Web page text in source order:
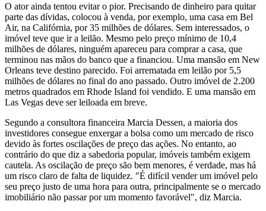
O ator ainda tentou evitar o pior. Precisando de dinheiro para quitar
parte das dívidas, colocou à venda, por exemplo, uma casa em Bel
Air, na Califórnia, por 35 milhões de dólares. Sem interessados, o
imóvel teve que ir a leilão. Mesmo pelo preço mínimo de 10,4
milhões de dólares, ninguém apareceu para comprar a casa, que
terminou nas mãos do banco que a financiou. Uma mansão em New
Orleans teve destino parecido. Foi arrematada em leilão por 5,5
milhões de dólares no final do ano passado. Outro imóvel de 2.200
metros quadrados em Rhode Island foi vendido. E uma mansão em
Las Vegas deve ser leiloada em breve.
Segundo a consultora financeira Marcia Dessen, a maioria dos
investidores consegue enxergar a bolsa como um mercado de risco
devido às fortes oscilações de preço das ações. No entanto, ao
contrário do que diz a sabedoria popular, imóveis também exigem
cautela. As oscilação de preço são bem menores, é verdade, mas há
um risco claro de falta de liquidez. "É difícil vender um imóvel pelo
seu preço justo de uma hora para outra, principalmente se o mercado
imobiliário não passar por um momento favorável", diz Marcia.